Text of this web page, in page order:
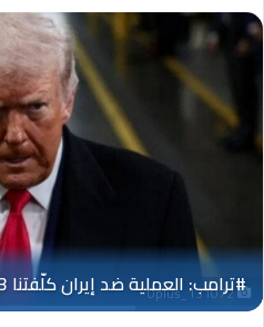
Oplus_131072